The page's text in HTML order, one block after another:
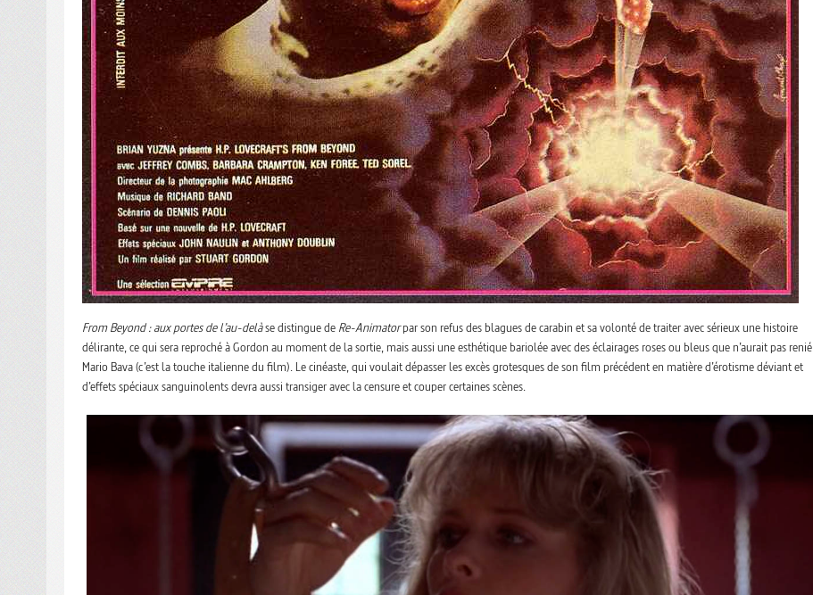
From Beyond : aux portes de l’au-delàse distingue de Re-Animatorpar son refus des blagues de carabin et sa volonté de traiter avec sérieux une histoire
délirante, ce qui sera reproché à Gordon au moment de la sortie, mais aussi une esthétique bariolée avec des éclairages roses ou bleus que n’aurait pas renié
Mario Bava (c’est la touche italienne du film). Le cinéaste, qui voulait dépasser les excès grotesques de son film précédent en matière d’érotisme déviant et
d’effets spéciaux sanguinolents devra aussi transiger avec la censure et couper certaines scènes.